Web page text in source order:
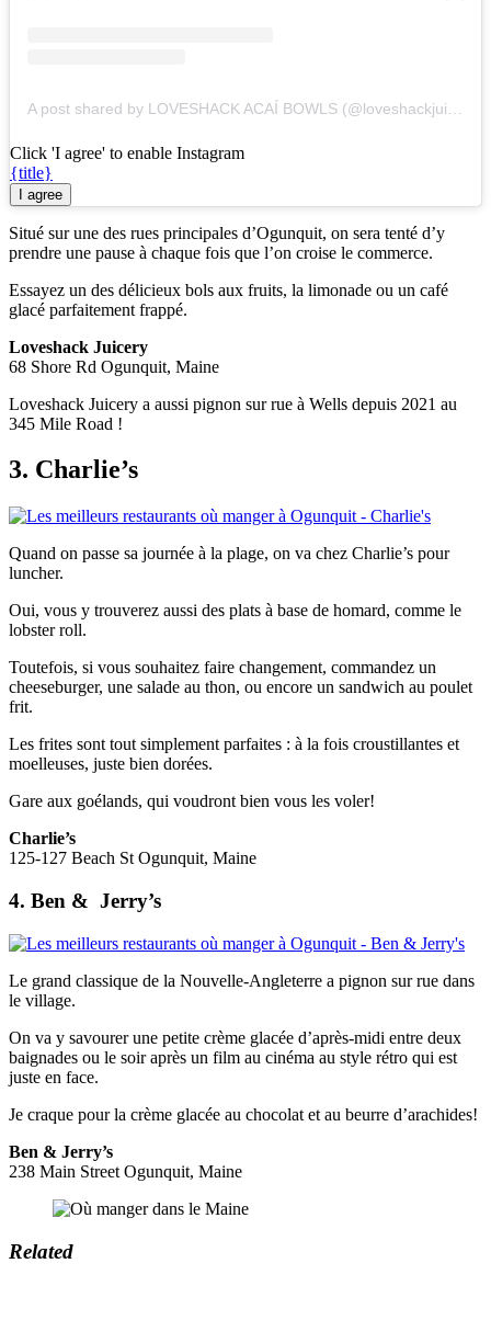
Click 'I agree' to enable Instagram
{title}
I agree
Situé sur une des rues principales d’Ogunquit, on sera tenté d’y
prendre une pause à chaque fois que l’on croise le commerce.
Essayez un des délicieux bols aux fruits, la limonade ou un café
glacé parfaitement frappé.
Loveshack Juicery
68 Shore Rd Ogunquit, Maine
Loveshack Juicery a aussi pignon sur rue à Wells depuis 2021 au
345 Mile Road !
3. Charlie’s
Quand on passe sa journée à la plage, on va chez Charlie’s pour
luncher.
Oui, vous y trouverez aussi des plats à base de homard, comme le
lobster roll.
Toutefois, si vous souhaitez faire changement, commandez un
cheeseburger, une salade au thon, ou encore un sandwich au poulet
frit.
Les frites sont tout simplement parfaites : à la fois croustillantes et
moelleuses, juste bien dorées.
Gare aux goélands, qui voudront bien vous les voler!
Charlie’s
125-127 Beach St Ogunquit, Maine
4. Ben & Jerry’s
Le grand classique de la Nouvelle-Angleterre a pignon sur rue dans
le village.
On va y savourer une petite crème glacée d’après-midi entre deux
baignades ou le soir après un film au cinéma au style rétro qui est
juste en face.
Je craque pour la crème glacée au chocolat et au beurre d’arachides!
Ben & Jerry’s
238 Main Street Ogunquit, Maine
Related